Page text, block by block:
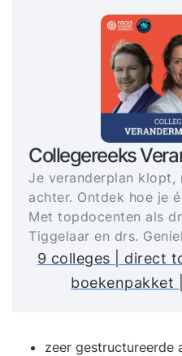
Collegereeks
Je veranderplan klopt,
achter. Ontdek hoe je
Met topdocenten als
Tiggelaar en drs.
9 colleges | direct
boekenpakket
zeer gestructureerde